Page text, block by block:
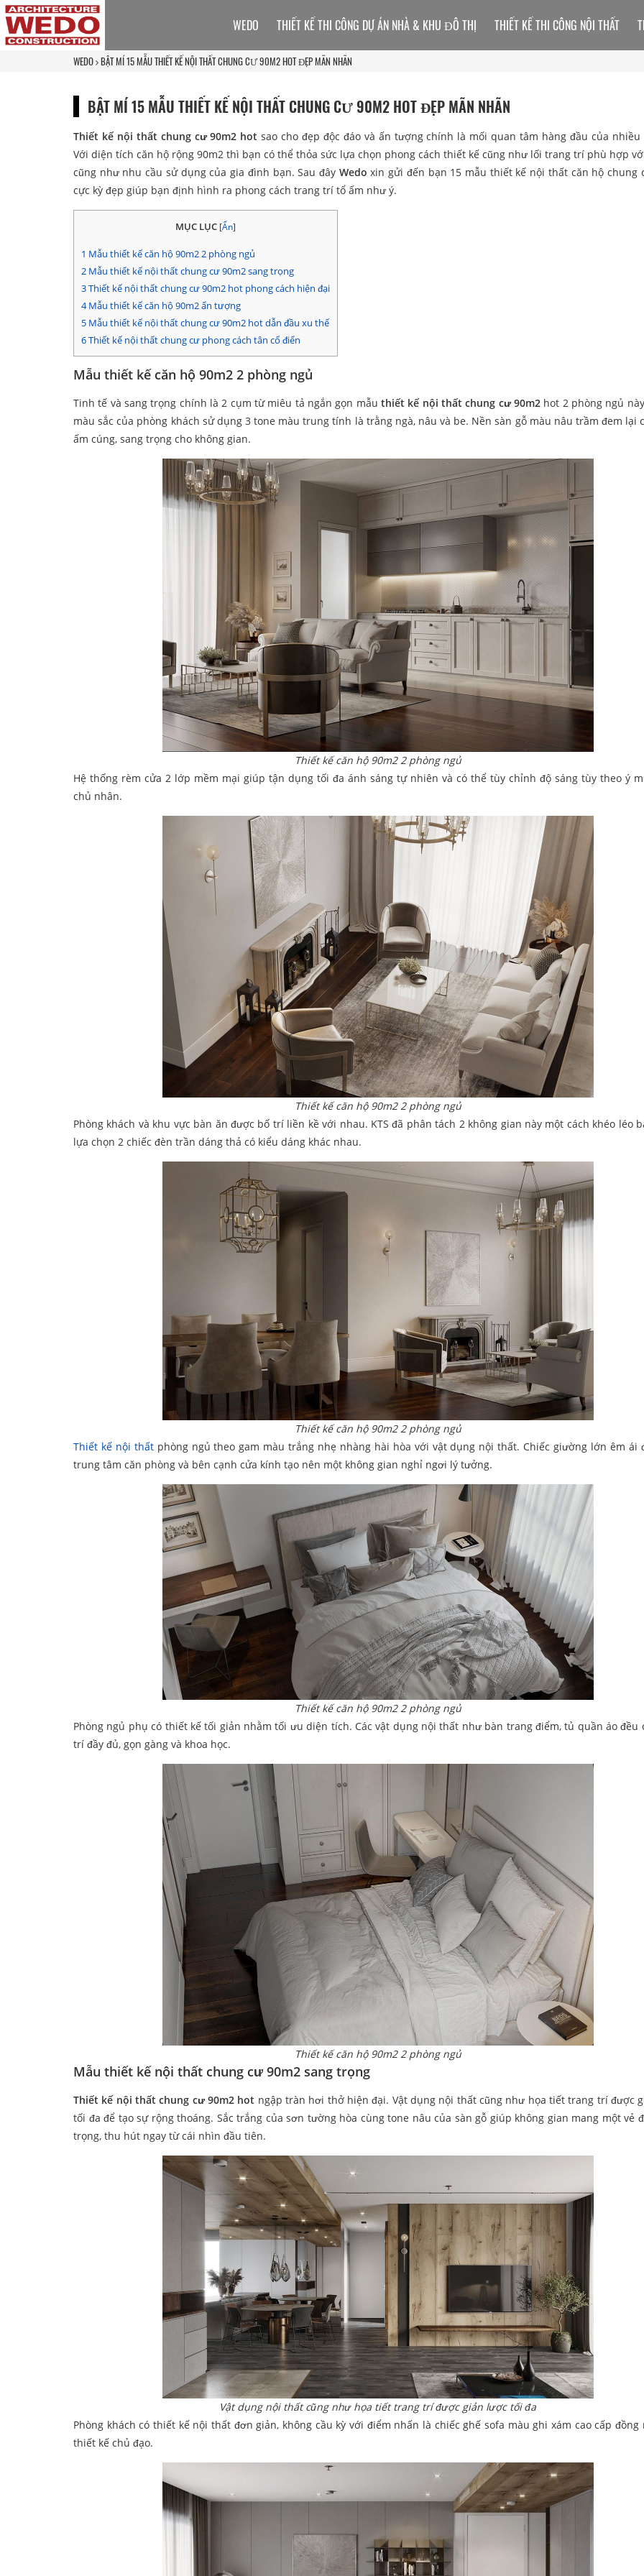
WEDO BẬT MÍ 15 MẪU THIẾT KẾ NỘI THẤT CHUNG CƯ 90M2 HOT ĐẸP MÃN NHÃN
BẬT MÍ 15 MẪU THIẾT KẾ NỘI THẤT CHUNG CƯ 90M2 HOT ĐẸP MÃN NHÃN
Thiết kế nội thất chung cư 90m2 hot sao cho đẹp độc đáo và ấn tượng chính là mối quan tâm hàng đầu của nhiều
Với diện tích căn hộ rộng 90m2 thì bạn có thể thỏa sức lựa chọn phong cách thiết kế cũng như lối trang trí phù hợp
cũng như nhu cầu sử dụng của gia đình bạn. Sau đây Wedoxin gửi đến bạn 15 mẫu thiết kế nội thất căn hộ chung
cực kỳ đẹp giúp bạn định hình ra phong cách trang trí tổ ấm như ý.
MỤC LỤC [Ẩn]
1 Mẫu thiết kế căn hộ 90m2 2 phòng ngủ
2 Mẫu thiết kế nội thất chung cư 90m2 sang trọng
3Thiết kế nội thất chung cư 90m2 hot phong cách hiện đại
4Mẫu thiết kế căn hộ 90m2 ấn tượng
5 Mẫu thiết kế nội thất chung cư 90m2 hot dẫn đầu xu thế
6Thiết kế nội thất chung cư phong cách tân cổ điển
Mẫu thiết kế căn hộ 90m2 2 phòng ngủ
Tinh tế và sang trọng chính là 2 cụm từ miêu tả ngắn gọn mẫuthiết kế nội thất chung cư 90m2 hot 2 phòng ngủ
màu sắc của phòng khách sử dụng 3 tone màu trung tính là trằng ngà, nâu và be. Nền sàn gỗ màu nâu trầm đem lại
ấm cúng, sang trọng cho không gian.
Thiết kế căn hộ 90m2 2 phòng ngủ
Hệ thống rèm cửa 2 lớp mềm mại giúp tận dụng tối đa ánh sáng tự nhiên và có thể tùy chỉnh độ sáng tùy theo ý
chủ nhân.
Thiết kế căn hộ 90m2 2 phòng ngủ
Phòng khách và khu vực bàn ăn được bố trí liền kề với nhau. KTS đã phân tách 2 không gian này một cách khéo léo
lựa chọn 2 chiếc đèn trần dáng thả có kiểu dáng khác nhau.
Thiết kế căn hộ 90m2 2 phòng ngủ
Thiết kế nội thấtphòng ngủ theo gam màu trắng nhẹ nhàng hài hòa với vật dụng nội thất. Chiếc giường lớn êm ái
trung tâm căn phòng và bên cạnh cửa kính tạo nên một không gian nghỉ ngơi lý tưởng.
Thiết kế căn hộ 90m2 2 phòng ngủ
Phòng ngủ phụ có thiết kế tối giản nhằm tối ưu diện tích. Các vật dụng nội thất như bàn trang điểm, tủ quần áo đều
trí đầy đủ, gọn gàng và khoa học.
Thiết kế căn hộ 90m2 2 phòng ngủ
Mẫu thiết kế nội thất chung cư 90m2 sang trọng
Thiết kế nội thất chung cư 90m2 hot ngập tràn hơi thở hiện đại. Vật dụng nội thất cũng như họa tiết trang trí được
tối đa để tạo sự rộng thoáng. Sắc trắng của sơn tường hòa cùng tone nâu của sàn gỗ giúp không gian mang một vẻ
trọng, thu hút ngay từ cái nhìn đầu tiên.
Vật dụng nội thất cũng như họa tiết trang trí được giản lược tối đa
Phòng khách có thiết kế nội thất đơn giản, không cầu kỳ với điểm nhấn là chiếc ghế sofa màu ghi xám cao cấp đồng
thiết kế chủ đạo.
WEDO THIẾT KẾ THI CÔNG DỰ ÁN NHÀ & KHU ĐÔ THỊ THIẾT KẾ THI CÔNG NỘI THẤT